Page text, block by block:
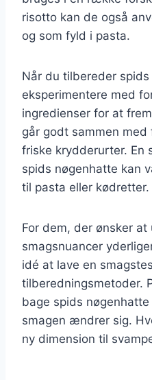
risotto kan de også
og som fyld i pasta.
Når du tilbereder
eksperimentere med
ingredienser for at
går godt sammen
friske krydderurter. En
spids nøgenhatte kan
til pasta eller kødretter.
For dem, der ønsker
smagsnuancer
idé at lave en
tilberedningsmetoder.
bage spids
smagen ændrer sig.
ny dimension til